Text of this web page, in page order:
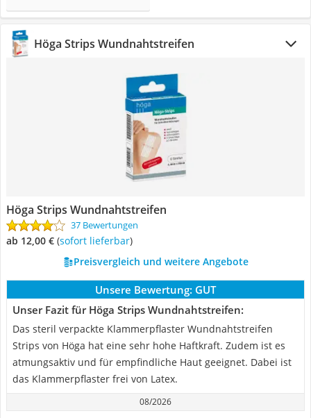
Höga Strips Wundnahtstreifen
Höga Strips Wundnahtstreifen
37 Bewertungen
ab 12,00 € ( Sofort lieferbar)
Preisvergleich und weitere Angebote
Unsere Bewertung: GUT
Unser Fazit für Höga Strips Wundnahtstreifen:
Das steril verpackte Klammerpflaster Wundnahtstreifen
Strips von Höga hat eine sehr hohe Haftkraft. Zudem ist es
atmungsaktiv und für empfindliche Haut geeignet. Dabei ist
das Klammerpflaster frei von Latex.
08/2026